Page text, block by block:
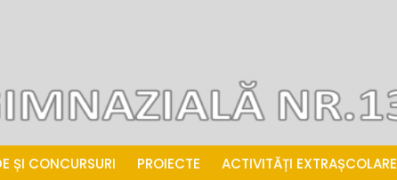
ȘI CONCURSURI PROIECTE ACTIVITĂȚI EXTRAȘCOLARE